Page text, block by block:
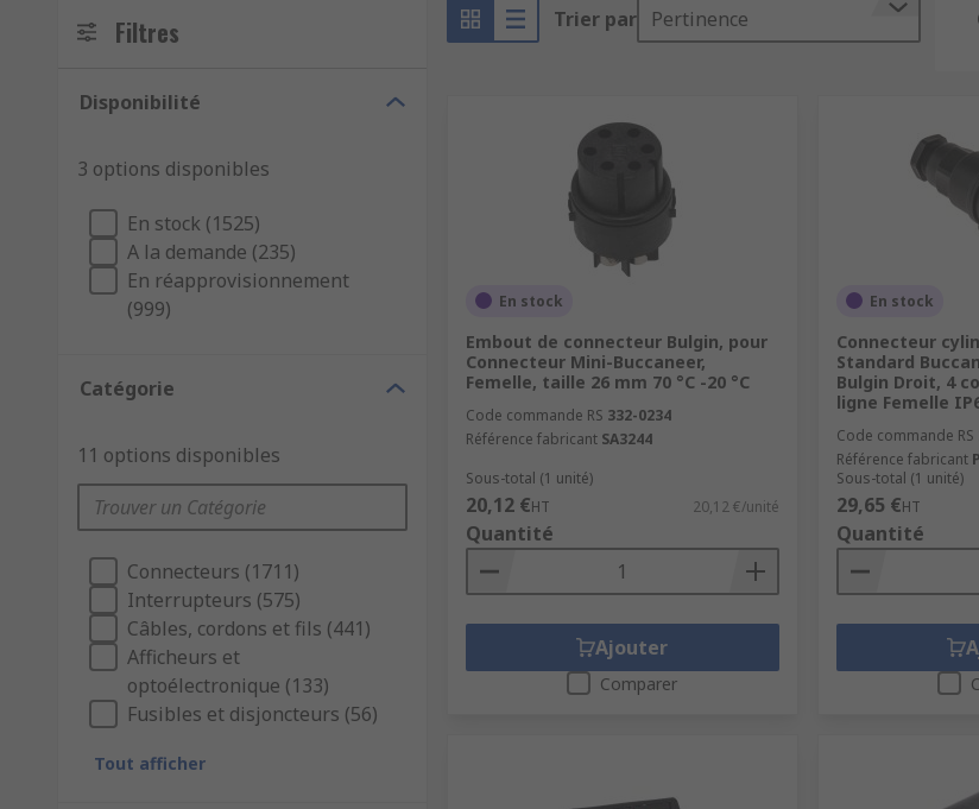
Filtres
Disponibilité
3 options disponibles
En stock (1525)
A la demande (235)
En réapprovisionnement
(999)
Catégorie
11 options disponibles
Connecteurs (1711)
Interrupteurs (575)
Câbles, cordons et fils (441)
Afficheurs et
optoélectronique (133)
Fusibles et disjoncteurs (56)
Tout afficher
Trier par Pertinence
En stock
Embout de connecteur Bulgin, pour
Connecteur Mini-Buccaneer,
Femelle, taille 26 mm 70 °C -20 °C
Code commande RS 332-0234
Référence fabricant SA3244
Sous-total (1 unité)
20,12 €HT 20,12 €/unité
Quantité
Ajouter
Comparer
En stock
Connecteur
Standard
Bulgin Droit, 4
ligne Femelle
Code commande RS
Référence fabricant
Sous-total (1 unité)
29,65 €HT
Quantité